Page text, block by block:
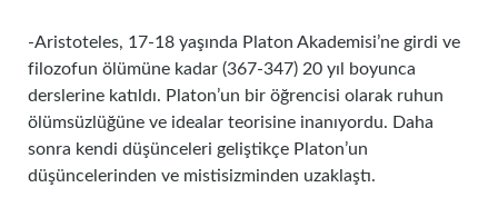
-Aristoteles, 17-18 yaşında Platon Akademisi’ne girdi ve
filozofun ölümüne kadar (367-347) 20 yıl boyunca
derslerine katıldı. Platon’un bir öğrencisi olarak ruhun
ölümsüzlüğüne ve idealar teorisine inanıyordu. Daha
sonra kendi düşünceleri geliştikçe Platon’un
düşüncelerinden ve mistisizminden uzaklaştı.